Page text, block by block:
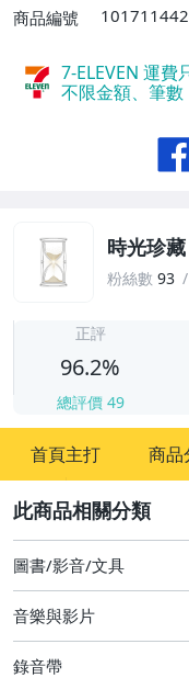
商品編號
7-ELEVEN 運費
不限金額、筆數
時光珍藏
粉絲數 93
正評
96.2%
總評價 49
首頁主打 商品
其它
[全店] 粉絲專享
[全店] 週年慶
圖書/影音/文具
音樂與影片
錄音帶